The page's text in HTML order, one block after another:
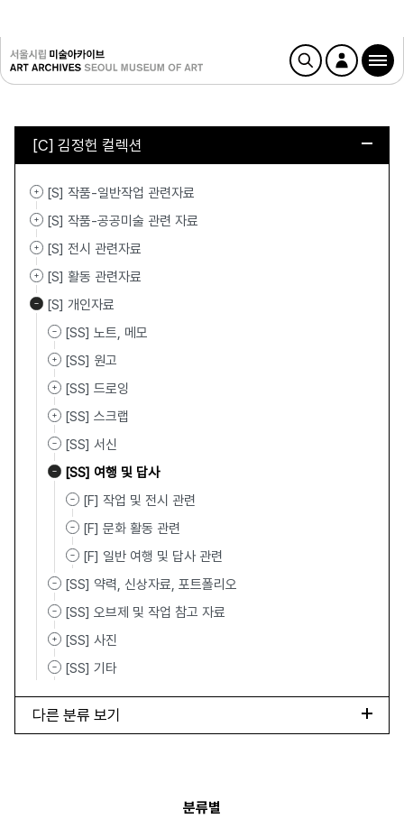
[C] 김정헌 컬렉션
[S] 작품-일반작업 관련자료
[S] 작품-공공미술 관련 자료
[S] 전시 관련자료
[S] 활동 관련자료
[S] 개인자료
[SS] 노트, 메모
[SS] 원고
[SS] 드로잉
[SS] 스크랩
[SS] 서신
[SS] 여행 및 답사
[F] 작업 및 전시 관련
[F] 문화 활동 관련
[F] 일반 여행 및 답사 관련
[SS] 약력, 신상자료, 포트폴리오
[SS] 오브제 및 작업 참고 자료
[SS] 사진
[SS] 기타
다른 분류 보기
분류별